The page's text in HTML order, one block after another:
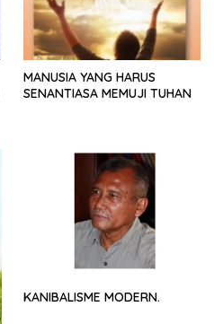
MANUSIA YANG HARUS
SENANTIASA MEMUJI TUHAN
KANIBALISME MODERN.